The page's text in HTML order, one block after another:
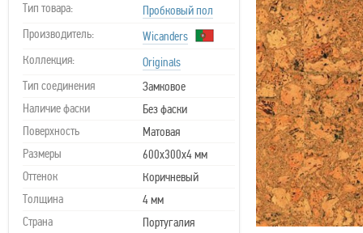
Тип товара:
Пробковый пол
Производитель:
Wicanders
Коллекция:
Originals
Тип соединения
Замковое
Наличие фаски
Без фаски
Поверхность
Матовая
Размеры
600х300х4 мм
Оттенок
Коричневый
Толщина
4 мм
Страна
Португалия